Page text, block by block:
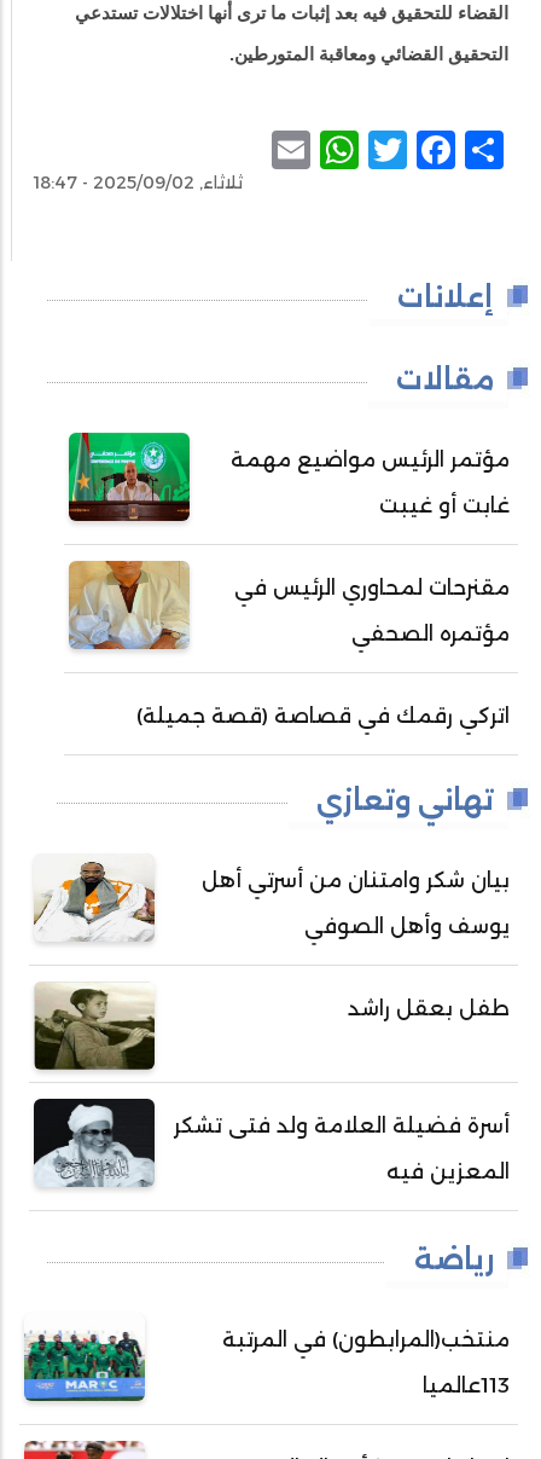
القضاء للتحقيق فيه بعد إثبات ما ترى أنها اختلالات تستدعي
التحقيق القضائي ومعاقبة المتورطين.
Share
Facebook
Twitter
WhatsApp
ثلاثاء, 2025/09/02 - 18:47
إعلانات
مقالات
مؤتمر الرئيس مواضيع مهمة
غابت أو غيبت
مقنرحات لمحاوري الرئيس في
مؤتمره الصحفي
اتركي رقمك في قصاصة (قصة جميلة)
تهاني وتعازي
بيان شكر وامتنان من أسرتي أهل
يوسف وأهل الصوفي
طفل بعقل راشد
أسرة فضيلة العلامة ولد فتى تشكر
المعزين فيه
رياضة
منتخب(المرابطون) في المرتبة
113عالميا